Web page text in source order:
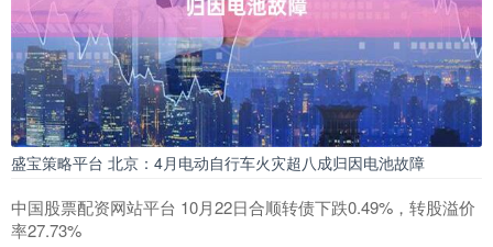
盛宝策略平台 北京：4月电动自行车火灾超八成归因电池故障
中国股票配资网站平台 10月22日合顺转债下跌0.49%，转股溢价
率27.73%